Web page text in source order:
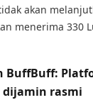
akan
menerima 330
BuffBuff:
rasmi